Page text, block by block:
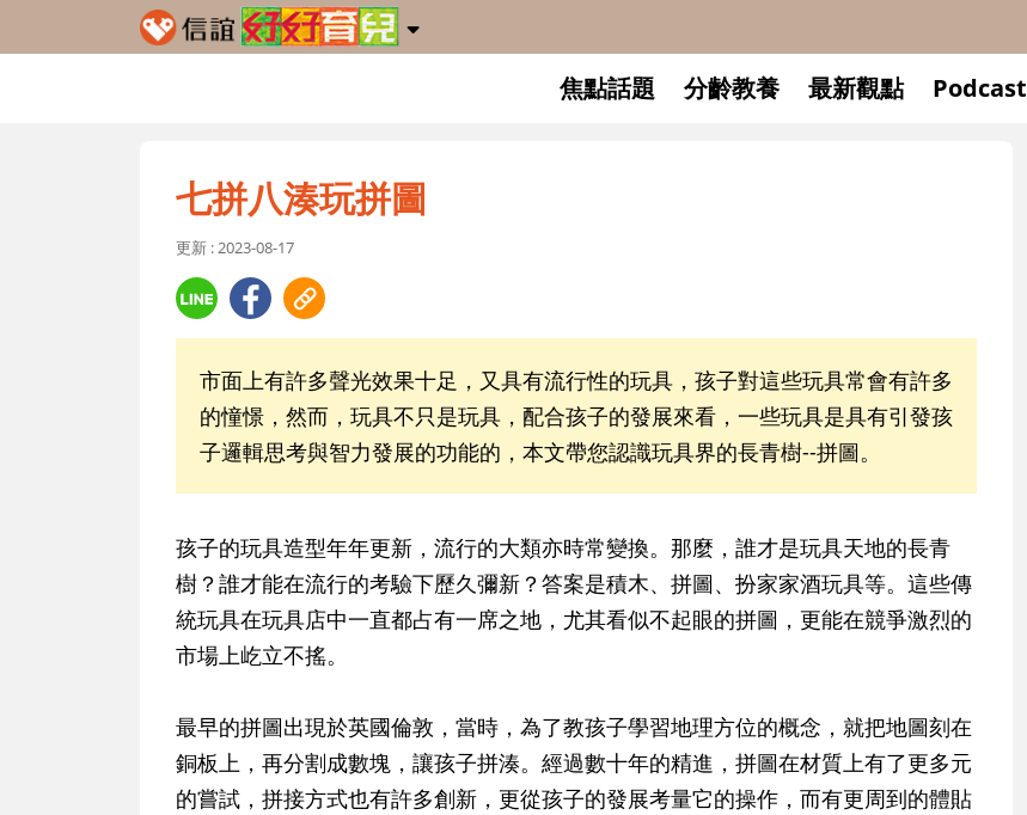
焦點話題 分齡教養 最新觀點 Podcast
七拼八湊玩拼圖
更新 : 2023-08-17
市面上有許多聲光效果十足，又具有流行性的玩具，孩子對這些玩具常會有許多
的憧憬，然而，玩具不只是玩具，配合孩子的發展來看，一些玩具是具有引發孩
子邏輯思考與智力發展的功能的，本文帶您認識玩具界的長青樹--拼圖。
孩子的玩具造型年年更新，流行的大類亦時常變換。那麼，誰才是玩具天地的長青
樹？誰才能在流行的考驗下歷久彌新？答案是積木、拼圖、扮家家酒玩具等。這些傳
統玩具在玩具店中一直都占有一席之地，尤其看似不起眼的拼圖，更能在競爭激烈的
市場上屹立不搖。
最早的拼圖出現於英國倫敦，當時，為了教孩子學習地理方位的概念，就把地圖刻在
銅板上，再分割成數塊，讓孩子拼湊。經過數十年的精進，拼圖在材質上有了更多元
的嘗試，拼接方式也有許多創新，更從孩子的發展考量它的操作，而有更周到的體貼